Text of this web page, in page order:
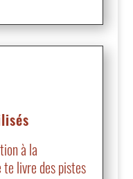
à la
livre des pistes